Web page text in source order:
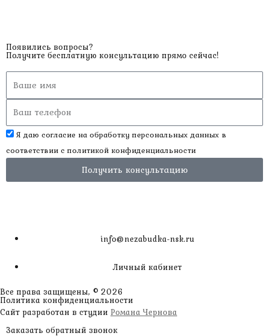
Появились вопросы?
Получите бесплатную консультацию прямо сейчас!
Я даю согласие на обработку персональных данных в
соответствии с политикой конфиденциальности
Получить консультацию
info@nezabudka-nsk.ru
Личный кабинет
Все права защищены, © 2026
Политика конфиденциальности
Сайт разработан в студии Романа Чернова
Заказать обратный звонок